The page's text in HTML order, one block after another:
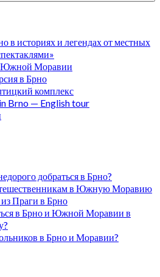
в историях и легендах от местных
Южной Моравии
в Брно
комплекс
Brno — English tour
добраться в Брно?
в Южную Моравию
Праги в Брно
в Брно и Южной Моравии в
в Брно и Моравии?